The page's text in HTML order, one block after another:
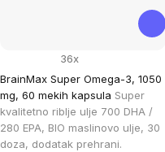
BrainMax Super Omega-3, 1050
mg, 60 mekih kapsula Super
kvalitetno riblje ulje 700 DHA /
280 EPA, BIO maslinovo ulje, 30
doza, dodatak prehrani.
36x